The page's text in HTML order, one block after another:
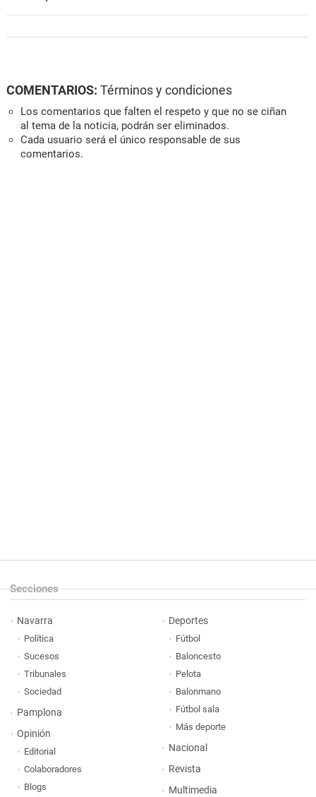
COMENTARIOS: Términos y condiciones
Los comentarios que falten el respeto y que no se ciñan
al tema de la noticia, podrán ser eliminados.
Cada usuario será el único responsable de sus
comentarios.
Secciones
Navarra
Política
Sucesos
Tribunales
Sociedad
Pamplona
Opinión
Editorial
Colaboradores
Blogs
Deportes
Fútbol
Baloncesto
Pelota
Balonmano
Fútbol sala
Más deporte
Nacional
Revista
Multimedia